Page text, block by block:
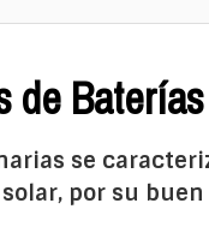
de
se
por su